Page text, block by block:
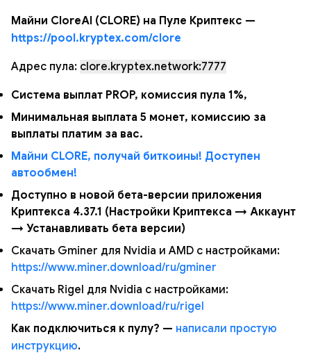
Майни CloreAI (CLORE) на Пуле Криптекс —
https://pool.kryptex.com/clore
Адрес пула: clore.kryptex.network:7777
Система выплат PROP, комиссия пула 1%,
Минимальная выплата 5 монет, комиссию за
выплаты платим за вас.
Майни CLORE, получай биткоины! Доступен
автообмен!
Доступно в новой бета-версии приложения
Криптекса 4.37.1 (Настройки Криптекса → Аккаунт
→ Устанавливать бета версии)
Скачать Gminer для Nvidia и AMD с настройками:
https://www.miner.download/ru/gminer
Скачать Rigel для Nvidia с настройками:
https://www.miner.download/ru/rigel
Как подключиться к пулу? — написали простую
инструкцию.